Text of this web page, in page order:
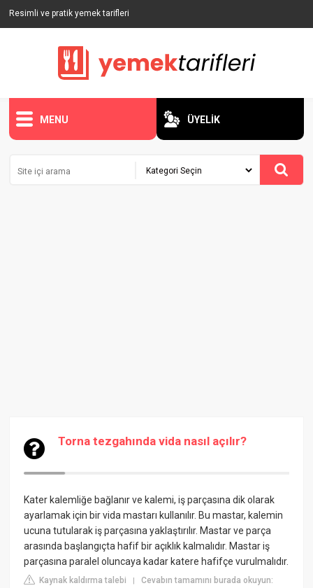
Resimli ve pratik yemek tarifleri
MENU ÜYELİK
Torna tezgahında vida nasıl açılır?
Kater kalemliğe bağlanır ve kalemi, iş parçasına dik olarak
ayarlamak için bir vida mastarı kullanılır. Bu mastar, kalemin
ucuna tutularak iş parçasına yaklaştırılır. Mastar ve parça
arasında başlangıçta hafif bir açıklık kalmalıdır. Mastar iş
parçasına paralel oluncaya kadar katere hafifçe vurulmalıdır.
Kaynak kaldırma talebi |Cevabın tamamını burada okuyun: